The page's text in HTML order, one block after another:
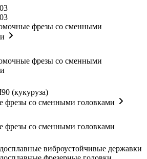
фрезы со сменными
фрезы со сменными
(кукуруза)
фрезы со сменными головками
фрезы со сменными головками
виброустойчивые державки